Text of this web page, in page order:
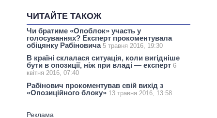
ЧИТАЙТЕ ТАКОЖ
Чи братиме «Опоблок» участь у
голосуваннях? Експерт прокоментувала
обіцянку Рабіновича 5 травня 2016, 19:30
В країні склалася ситуація, коли вигідніше
бути в опозиції, ніж при владі — експерт 6
квітня 2016, 07:40
Рабінович прокоментував свій вихід з
«Опозиційного блоку» 13 травня 2016, 13:58